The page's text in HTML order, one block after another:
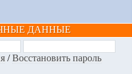
ДАННЫЕ
/Восстановить пароль